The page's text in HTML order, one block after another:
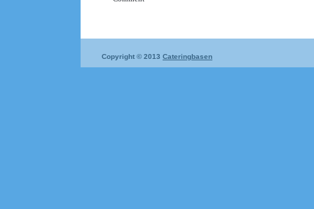
Copyright © 2013 Cateringbasen